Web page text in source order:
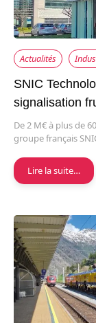
Actualités
SNIC
signalisation
De 2 M€ à plus de
groupe français
Lire la suite…